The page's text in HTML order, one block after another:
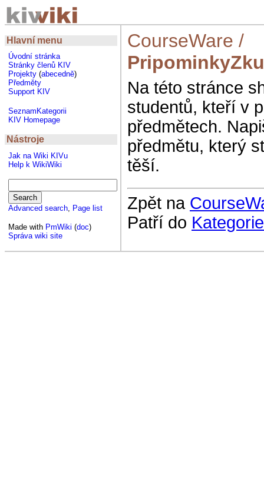
Hlavní menu
Úvodní stránka
Stránky členů KIV
Projekty (abecedně)
Předměty
Support KIV
SeznamKategorii
KIV Homepage
Nástroje
Jak na Wiki KIVu
Help k WikiWiki
Advanced search, Page list
Made with PmWiki (doc)
Správa wiki site
CourseWare /
Na této stránce
studentů, kteří v
předmětech.
předmětu, který
těší.
Zpět na
Patří do